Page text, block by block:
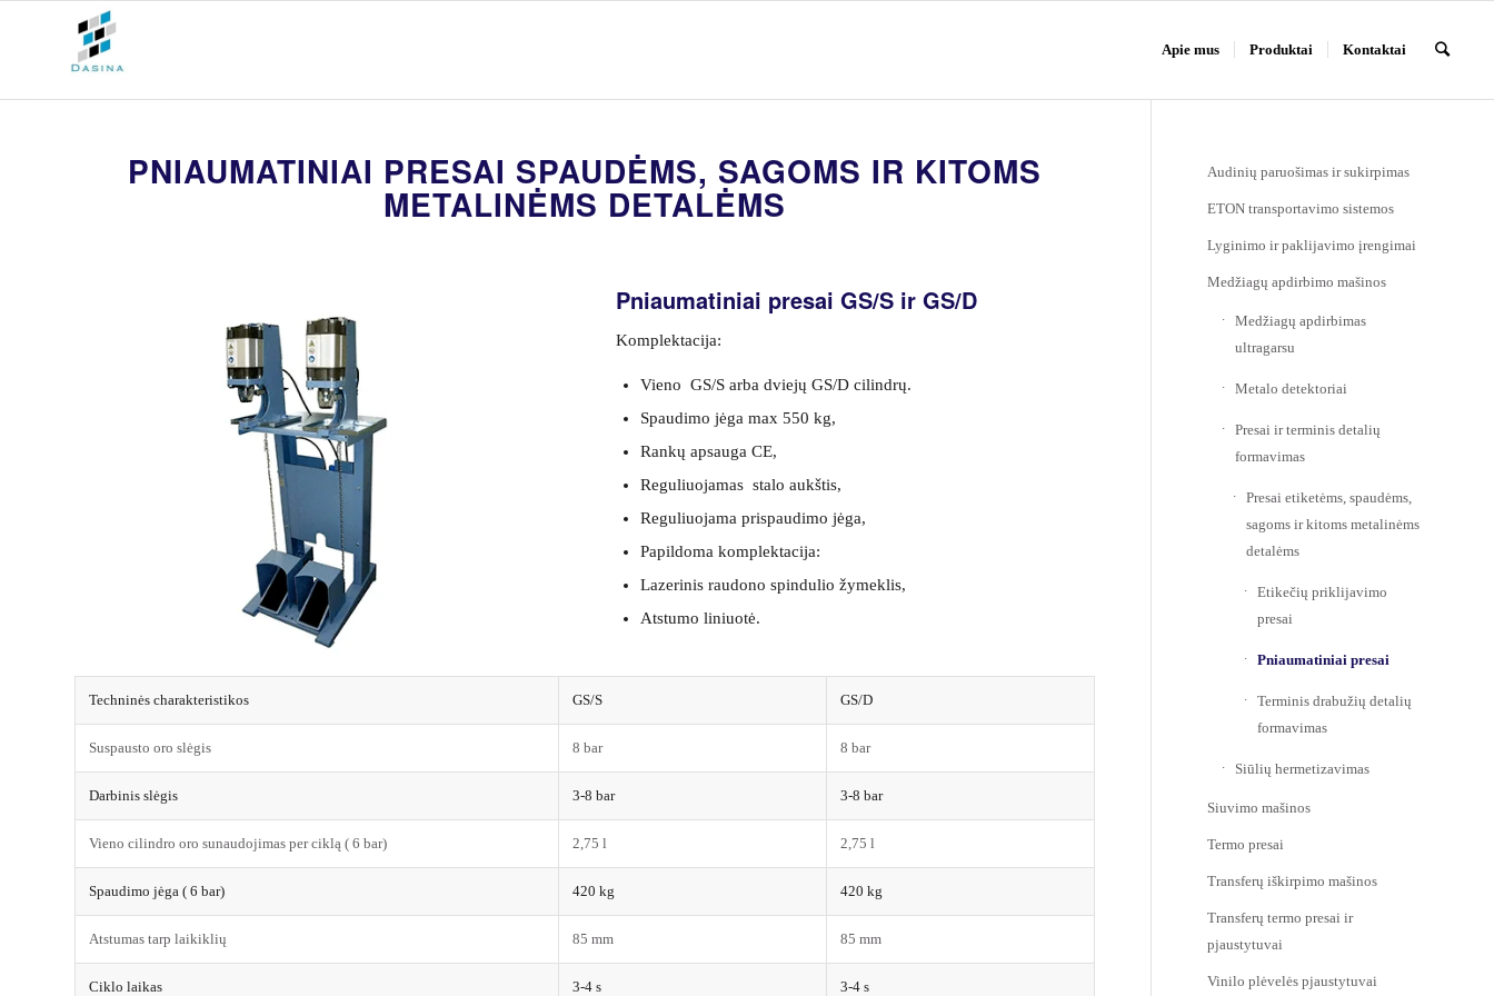
Apie mus Produktai Kontaktai
PNIAUMATINIAI PRESAI SPAUDĖMS, SAGOMS IR KITOMS
METALINĖMS DETALĖMS
Pniaumatiniai presai GS/S ir GS/D
Komplektacija:
Vieno GS/S arba dviejų GS/D cilindrų.
Spaudimo jėga max 550 kg,
Rankų apsauga CE,
Reguliuojamas stalo aukštis,
Reguliuojama prispaudimo jėga,
Papildoma komplektacija:
Lazerinis raudono spindulio žymeklis,
Atstumo liniuotė.
Techninės charakteristikos GS/S GS/D
Suspausto oro slėgis 8 bar 8 bar
Darbinis slėgis 3-8 bar 3-8 bar
Vieno cilindro oro sunaudojimas per ciklą ( 6 bar) 2,75 l 2,75 l
Spaudimo jėga ( 6 bar) 420 kg 420 kg
Atstumas tarp laikiklių 85 mm 85 mm
Ciklo laikas 3-4 s 3-4 s
Audinių paruošimas ir sukirpimas
ETON transportavimo sistemos
Lyginimo ir paklijavimo įrengimai
Medžiagų apdirbimo mašinos
Medžiagų apdirbimas
ultragarsu
Metalo detektoriai
Presai ir terminis detalių
formavimas
Presai etiketėms, spaudėms,
sagoms ir kitoms metalinėms
detalėms
Etikečių priklijavimo
presai
Pniaumatiniai presai
Terminis drabužių detalių
formavimas
Siūlių hermetizavimas
Siuvimo mašinos
Termo presai
Transferų iškirpimo mašinos
Transferų termo presai ir
pjaustytuvai
Vinilo plėvelės pjaustytuvai